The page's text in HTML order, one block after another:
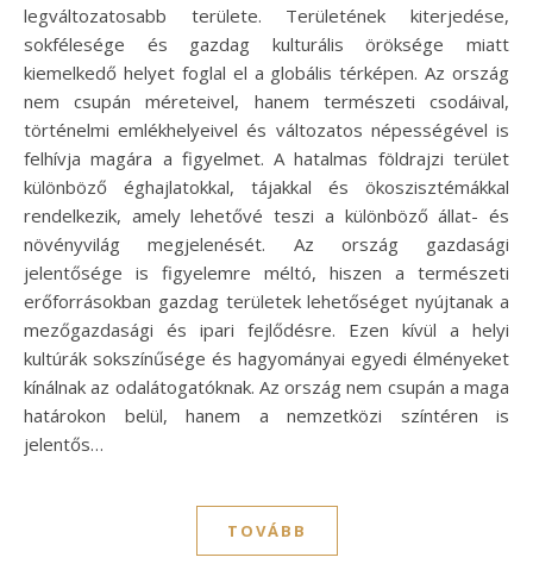
legváltozatosabb területe. Területének kiterjedése,
sokfélesége és gazdag kulturális öröksége miatt
kiemelkedő helyet foglal el a globális térképen. Az ország
nem csupán méreteivel, hanem természeti csodáival,
történelmi emlékhelyeivel és változatos népességével is
felhívja magára a figyelmet. A hatalmas földrajzi terület
különböző éghajlatokkal, tájakkal és ökoszisztémákkal
rendelkezik, amely lehetővé teszi a különböző állat- és
növényvilág megjelenését. Az ország gazdasági
jelentősége is figyelemre méltó, hiszen a természeti
erőforrásokban gazdag területek lehetőséget nyújtanak a
mezőgazdasági és ipari fejlődésre. Ezen kívül a helyi
kultúrák sokszínűsége és hagyományai egyedi élményeket
kínálnak az odalátogatóknak. Az ország nem csupán a maga
határokon belül, hanem a nemzetközi színtéren is
jelentős…
TOVÁBB